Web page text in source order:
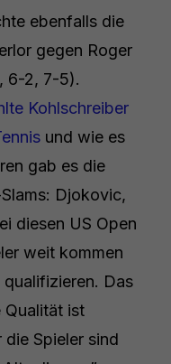
ebenfalls die
gegen Roger
6-2, 7-5).
Kohlschreiber
und wie es
gab es die
Djokovic,
diesen US Open
weit kommen
Das
Qualität ist
Spieler sind